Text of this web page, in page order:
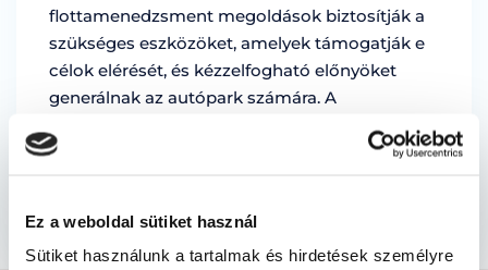
Ez a weboldal sütiket használ
Sütiket használunk a tartalmak és hirdetések személyre
flottamenedzsment megoldások biztosítják a
szükséges eszközöket, amelyek támogatják e
célok elérését, és kézzelfogható előnyöket
generálnak az autópark számára. A
gazdálkodási megoldás milyen módon járul …